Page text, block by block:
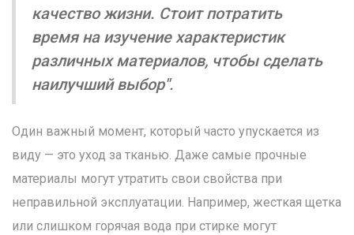
качество жизни. Стоит потратить
время на изучение характеристик
различных материалов, чтобы сделать
наилучший выбор".
Один важный момент, который часто упускается из
виду — это уход за тканью. Даже самые прочные
материалы могут утратить свои свойства при
неправильной эксплуатации. Например, жесткая щетка
или слишком горячая вода при стирке могут